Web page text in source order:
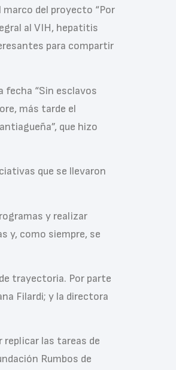
del proyecto “Por
al VIH, hepatitis
para compartir
fecha “Sin esclavos
más tarde el
que hizo
que se llevaron
y realizar
y, como siempre, se
trayectoria. Por parte
Filardi; y la directora
replicar las tareas de
Rumbos de